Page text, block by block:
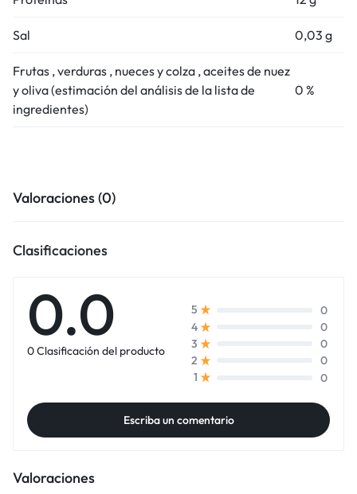
Sal 0,03 g
Frutas ‚ verduras ‚ nueces y colza ‚ aceites de nuez
y oliva (estimación del análisis de la lista de
ingredientes)
0 %
Valoraciones (0)
Clasificaciones
0.0
0 Clasificación del producto
5
0
4
0
3
0
2
0
1
0
Escriba un comentario
Valoraciones